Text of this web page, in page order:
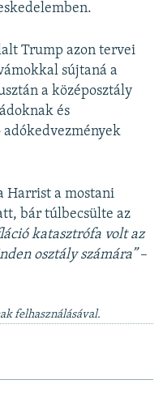
Trump azon tervei
sújtaná a
a középosztály
és
Harrist a mostani
bár túlbecsülte az
katasztrófa volt az
osztály számára”–
felhasználásával.